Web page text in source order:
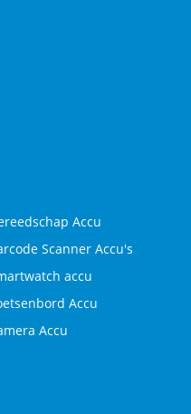
Accu
Scanner Accu's
accu
Accu
Accu